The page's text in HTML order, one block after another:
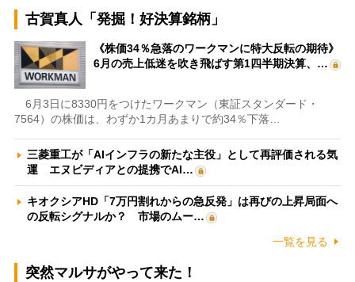
古賀真人「発掘！好決算銘柄」
《株価34％急落のワークマンに特大反転の期待》
6月の売上低迷を吹き飛ばす第1四半期決算、…
6月3日に8330円をつけたワークマン（東証スタンダード・
7564）の株価は、わずか1カ月あまりで約34％下落…
三菱重工が「AIインフラの新たな主役」として再評価される気
運 エヌビディアとの提携でAI…
キオクシアHD「7万円割れからの急反発」は再びの上昇局面へ
の反転シグナルか？ 市場のムー…
一覧を見る
突然マルサがやって来た！